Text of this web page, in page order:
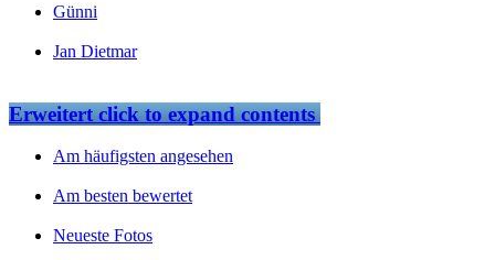
Günni
Jan Dietmar
Erweitertclick to expand contents
Am häufigsten angesehen
Am besten bewertet
Neueste Fotos